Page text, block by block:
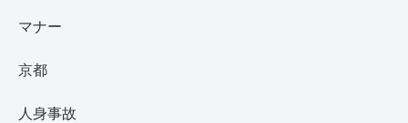
マナー
京都
人身事故